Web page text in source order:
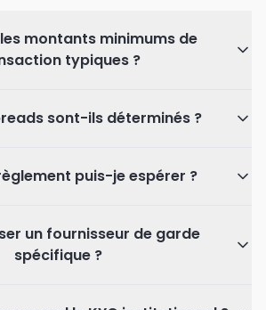
montants minimums de
typiques ?
sont-ils déterminés ?
puis-je espérer ?
un fournisseur de garde
spécifique ?